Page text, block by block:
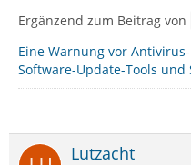
Ergänzend zum Beitrag von
Eine Warnung vor
Software-Update-Tools und
Lutzacht